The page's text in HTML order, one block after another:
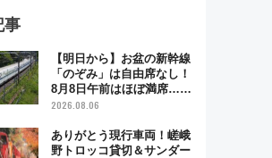
事
【明日から】お盆の新幹線
「のぞみ」は自由席なし！
8月8日午前はほぼ満席…で
も数時間ズラせば空きが見
「空席」探しのコツ
2026.08.06
ありがとう現行車両！嵯峨
野トロッコ貸切＆サンダー